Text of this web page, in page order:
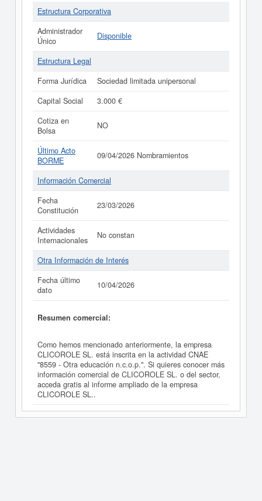
Estructura Corporativa
Administrador
Único
Disponible
Estructura Legal
Forma Jurídica
Sociedad limitada unipersonal
Capital Social
3.000 €
Cotiza en
Bolsa
NO
Último Acto
BORME
09/04/2026 Nombramientos
Información Comercial
Fecha
Constitución
23/03/2026
Actividades
Internacionales
No constan
Otra Información de Interés
Fecha último
dato
10/04/2026
Resumen comercial:
Como hemos mencionado anteriormente, la empresa
CLICOROLE SL. está inscrita en la actividad CNAE
"8559 - Otra educación n.c.o.p.". Si quieres conocer más
información comercial de CLICOROLE SL. o del sector,
acceda gratis al informe ampliado de la empresa
CLICOROLE SL..